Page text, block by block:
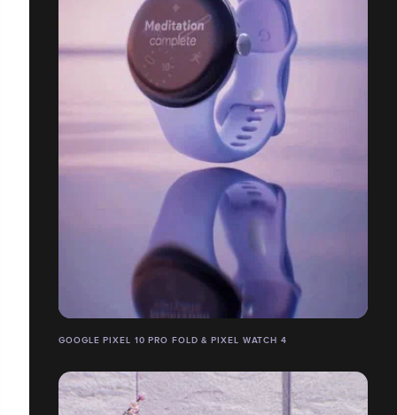
GOOGLE PIXEL 10 PRO FOLD & PIXEL WATCH 4